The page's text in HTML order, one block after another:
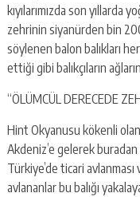
kıyılarımızda son yıllarda
zehrinin siyanürden bin
söylenen balon balıkları
ettiği gibi balıkçıların
“ÖLÜMCÜL DERECEDE
Hint Okyanusu kökenli olan
Akdeniz’e gelerek buradan
Türkiye’de ticari avlanması
avlananlar bu balığı